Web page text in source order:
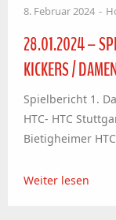
8. Februar 2024
28.01.2024 –
KICKERS /
Spielbericht 1.
HTC- HTC
Bietigheimer
Weiter lesen